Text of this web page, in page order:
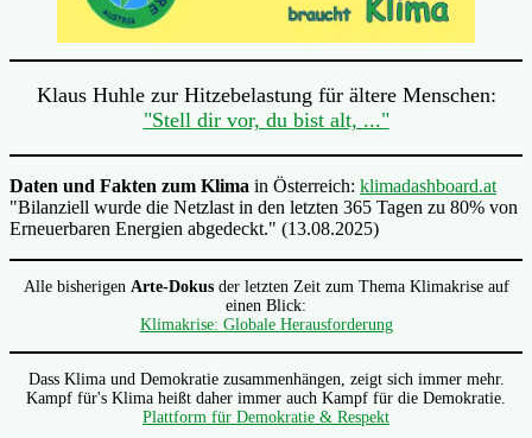
Klaus Huhle zur Hitzebelastung für ältere Menschen:
"Stell dir vor, du bist alt, ..."
Daten und Fakten zum Klima in Österreich: klimadashboard.at
"Bilanziell wurde die Netzlast in den letzten 365 Tagen zu 80% von
Erneuerbaren Energien abgedeckt." (13.08.2025)
Alle bisherigen Arte-Dokusder letzten Zeit zum Thema Klimakrise auf
einen Blick:
Klimakrise: Globale Herausforderung
Dass Klima und Demokratie zusammenhängen, zeigt sich immer mehr.
Kampf für's Klima heißt daher immer auch Kampf für die Demokratie.
Plattform für Demokratie & Respekt